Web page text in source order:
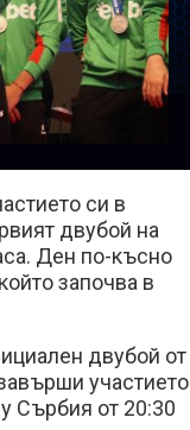
си в
двубой на
Ден по-късно
започва в
двубой от
участието
Сърбия от 20:30